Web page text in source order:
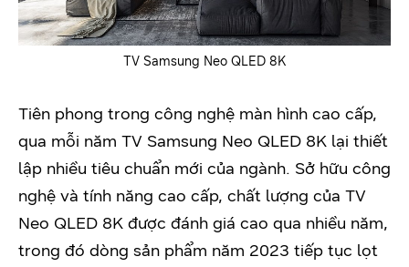
TV Samsung Neo QLED 8K
Tiên phong trong công nghệ màn hình cao cấp,
qua mỗi năm TV Samsung Neo QLED 8K lại thiết
lập nhiều tiêu chuẩn mới của ngành. Sở hữu công
nghệ và tính năng cao cấp, chất lượng của TV
Neo QLED 8K được đánh giá cao qua nhiều năm,
trong đó dòng sản phẩm năm 2023 tiếp tục lọt